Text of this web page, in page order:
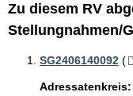
Zu diesem RV
Stellungnahmen/
SG2406140092 (
Adressatenkreis: